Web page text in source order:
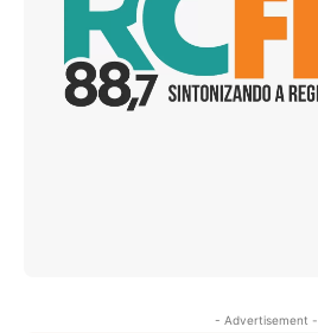
- Advertisement -